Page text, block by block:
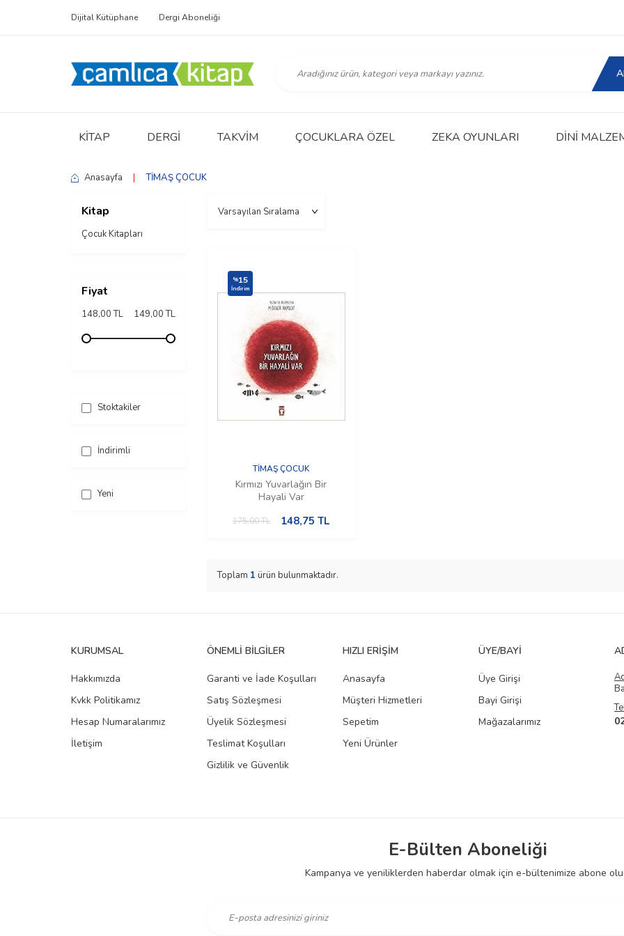
Dijital Kütüphane Dergi Aboneliği
KITAP DERGI TAKVIM ÇOCUKLARA ÖZEL ZEKA OYUNLARI DINI
Anasayfa | TİMAŞ ÇOCUK
Kitap
Çocuk Kitapları
Fiyat
148,00 TL 149,00 TL
Stoktakiler
İndirimli
Yeni
%15
İndirim
TİMAŞ ÇOCUK
Kırmızı Yuvarlağın Bir
Hayali Var
175,00TL 148,75 TL
Toplam 1 ürün bulunmaktadır.
KURUMSAL
Hakkımızda
Kvkk Politikamız
Hesap Numaralarımız
İletişim
ÖNEMLI BILGILER
Garanti ve İade Koşulları
Satış Sözleşmesi
Üyelik Sözleşmesi
Teslimat Koşulları
Gizlilik ve Güvenlik
HIZLI ERIŞIM
Anasayfa
Müşteri Hizmetleri
Sepetim
Yeni Ürünler
ÜYE/BAYI
Üye Girişi
Bayi Girişi
Mağazalarımız
E-Bülten Aboneliği
Kampanya ve yeniliklerden haberdar olmak için e-bültenimize abone